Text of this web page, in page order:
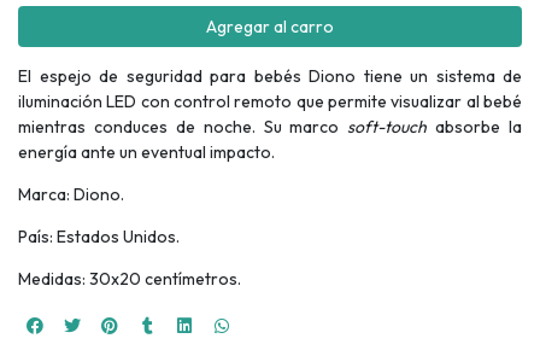
Agregar al carro
El espejo de seguridad para bebés Diono tiene un sistema de
iluminación LED con control remoto que permite visualizar al bebé
mientras conduces de noche. Su marco soft-touch absorbe la
energía ante un eventual impacto.
Marca: Diono.
País: Estados Unidos.
Medidas: 30x20 centímetros.